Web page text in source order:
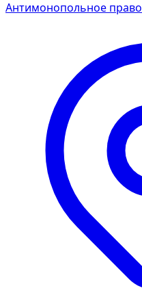
Антимонопольное право